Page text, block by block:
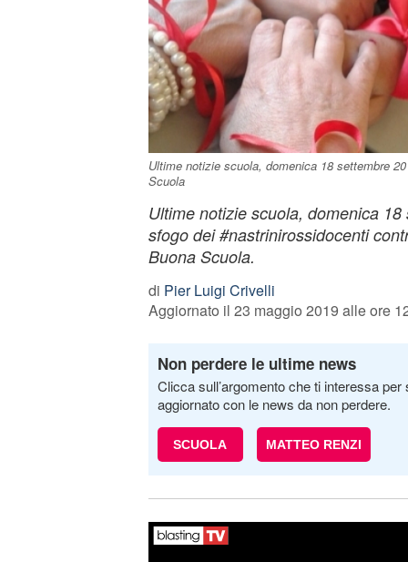
Ultime notizie scuola, domenica 18 settembre
Scuola
Ultime notizie scuola, domenica
sfogo dei #nastrinirossidocenti
Buona Scuola.
di Pier Luigi Crivelli
Aggiornato il 23 maggio 2019 alle ore
Non perdere le ultime news
Clicca sull’argomento che ti interessa
aggiornato con le news da non perdere.
SCUOLA MATTEO RENZI